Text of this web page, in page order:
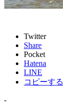
Twitter
Share
Pocket
Hatena
LINE
コピーする
-